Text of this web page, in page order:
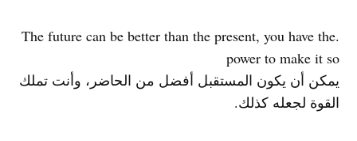
.The future can be better than the present, you have the
power to make it so
يمكن أن يكون المستقبل أفضل من الحاضر، وأنت تملك
القوة لجعله كذلك.